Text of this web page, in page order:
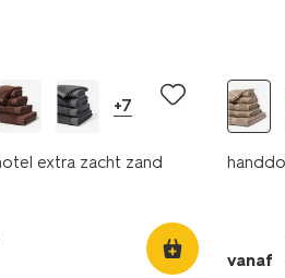
+7
extra zacht zand
vanaf